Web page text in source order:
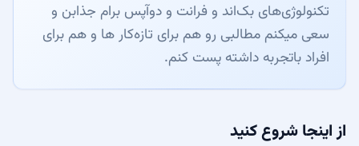
تکنولوژی‌های بک‌اند و فرانت و دوآپس برام جذابن و
سعی میکنم مطالبی رو هم برای تازه‌کار ها و هم برای
افراد باتجربه داشته پست کنم.
از اینجا شروع کنید